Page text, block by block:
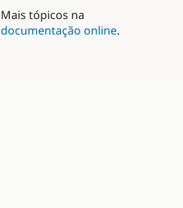
Mais tópicos na
documentação online.